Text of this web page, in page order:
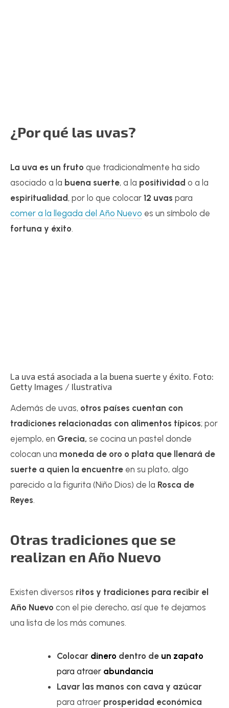
¿Por qué las uvas?
La uva es un fruto que tradicionalmente ha sido
asociado a la buena suerte, a la positividad o a la
espiritualidad , por lo que colocar 12 uvas para
comer a la llegada del Año Nuevo es un símbolo de
fortuna y éxito.
La uva está asociada a la buena suerte y éxito. Foto:
Getty Images / Ilustrativa
Además de uvas, otros países cuentan con
tradiciones relacionadas con alimentos típicos; por
ejemplo, en Grecia, se cocina un pastel donde
colocan una moneda de oro o plata que llenará de
suerte a quien la encuentre en su plato, algo
parecido a la figurita (Niño Dios) de la Rosca de
Reyes
Otras tradiciones que se
realizan en Año Nuevo
Existen diversos ritos y tradiciones para recibir el
Año Nuevo con el pie derecho, así que te dejamos
una lista de los más comunes.
Colocar dinero dentro de un zapato
para atraer abundancia
Lavar las manos con cava y azúcar
para atraer prosperidad económica